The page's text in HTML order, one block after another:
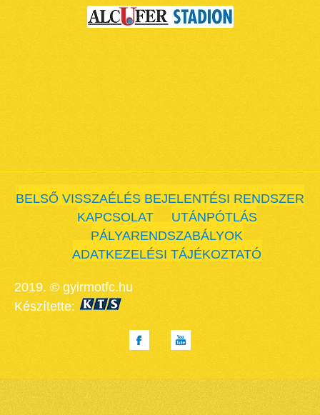
BELSŐ VISSZAÉLÉS BEJELENTÉSI RENDSZER
KAPCSOLAT
UTÁNPÓTLÁS
PÁLYARENDSZABÁLYOK
ADATKEZELÉSI TÁJÉKOZTATÓ
2019. © gyirmotfc.hu
Készítette: